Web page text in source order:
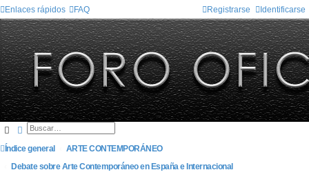
Enlaces rápidos FAQ Identificarse
Registrarse
BuscarBúsqueda avanzada
Índice general
ARTE CONTEMPORÁNEO
Debate sobre Arte Contemporáneo en España e Internacional